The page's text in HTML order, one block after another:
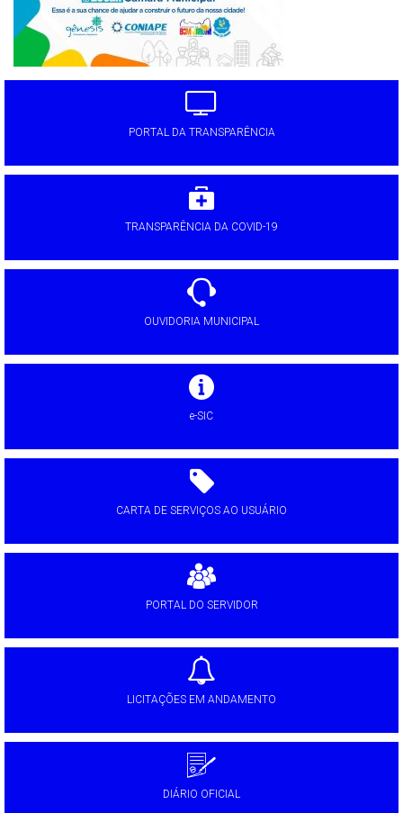
PORTAL DA TRANSPARÊNCIA
TRANSPARÊNCIA DA COVID-19
OUVIDORIA MUNICIPAL
e-SIC
CARTA DE SERVIÇOS AO USUÁRIO
PORTAL DO SERVIDOR
LICITAÇÕES EM ANDAMENTO
DIÁRIO OFICIAL